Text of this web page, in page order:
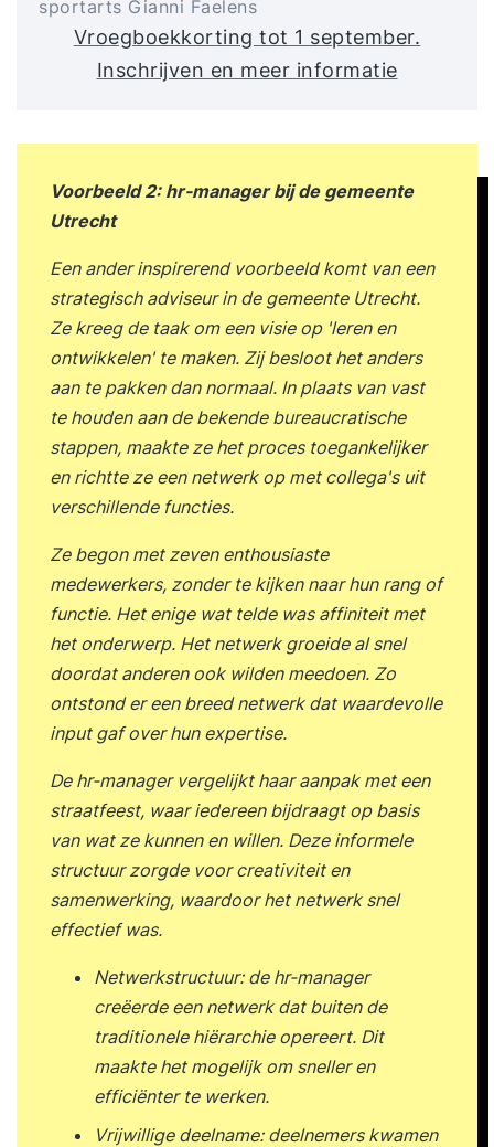
sportarts Gianni Faelens
Vroegboekkorting tot 1 september.
Inschrijven en meer informatie
Voorbeeld 2: hr-manager bij de gemeente
Utrecht
Een ander inspirerend voorbeeld komt van een
strategisch adviseur in de gemeente Utrecht.
Ze kreeg de taak om een visie op 'leren en
ontwikkelen' te maken. Zij besloot het anders
aan te pakken dan normaal. In plaats van vast
te houden aan de bekende bureaucratische
stappen, maakte ze het proces toegankelijker
en richtte ze een netwerk op met collega's uit
verschillende functies.
Ze begon met zeven enthousiaste
medewerkers, zonder te kijken naar hun rang of
functie. Het enige wat telde was affiniteit met
het onderwerp. Het netwerk groeide al snel
doordat anderen ook wilden meedoen. Zo
ontstond er een breed netwerk dat waardevolle
input gaf over hun expertise.
De hr-manager vergelijkt haar aanpak met een
straatfeest, waar iedereen bijdraagt op basis
van wat ze kunnen en willen. Deze informele
structuur zorgde voor creativiteit en
samenwerking, waardoor het netwerk snel
effectief was.
Netwerkstructuur: de hr-manager
creëerde een netwerk dat buiten de
traditionele hiërarchie opereert. Dit
maakte het mogelijk om sneller en
efficiënter te werken.
Vrijwillige deelname: deelnemers kwamen